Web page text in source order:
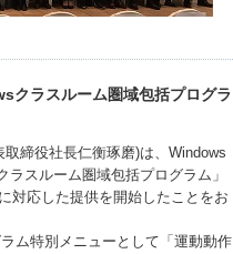
クラスルーム圏域包括プログラ
締役社長仁衡琢磨)は、Windows
スルーム圏域包括プログラム」
対応した提供を開始したことをお
ム特別メニューとして「運動動作